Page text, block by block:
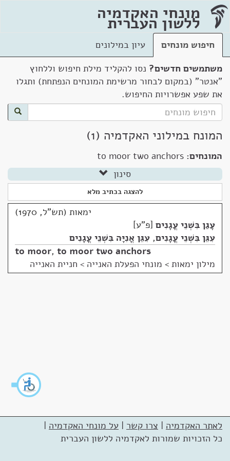
מונחי האקדמיה
ללשון העברית
חיפוש מונחים
עיון במילונים
משתמשים חדשים? נסו להקליד מילת חיפוש וללחוץ
"אנטר" (במקום לבחור מרשימת המונחים הנפתחת) ותגלו
את שפע אפשרויות החיפוש.
המונח במילוני האקדמיה (1)
המונחים: to moor two anchors
סינון
להצגה בכתיב מלא
ימאות (תש"ל, 1970)
עָגַן בִּשְׁנֵי עֳגָנִים פ"ע
עִגֵּן בִּשְׁנֵי עֳגָנִים, עִגֵּן אֳנִיָּה בִּשְׁנֵי עֳגָנִים
to moor, to moor two anchors
מילון ימאות > מונחי הפעלת האנייה > חניית האנייה
לאתר האקדמיה | צרו קשר | על מונחי האקדמיה |
כל הזכויות שמורות לאקדמיה ללשון העברית